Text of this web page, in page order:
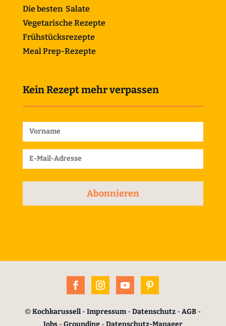
Die besten Salate
Vegetarische Rezepte
Frühstücksrezepte
Meal Prep-Rezepte
Kein Rezept mehr verpassen
Abonnieren
©Kochkarussell -Impressum-Datenschutz -AGB -
Jobs-Grounding-Datenschutz-Manager